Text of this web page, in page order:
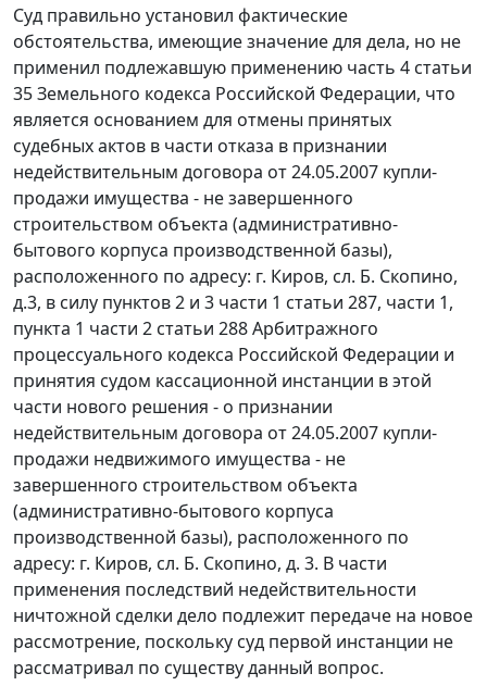
Суд правильно установил фактические
обстоятельства, имеющие значение для дела, но не
применил подлежавшую применению часть 4 статьи
35Земельного кодекса Российской Федерации, что
является основанием для отмены принятых
судебных актов в части отказа в признании
недействительным договора от 24.05.2007 купли-
продажи имущества - не завершенного
строительством объекта (административно-
бытового корпуса производственной базы),
расположенного по адресу: г. Киров, сл. Б. Скопино,
д.3, в силу пунктов 2 и 3 части 1 статьи 287, части 1,
пункта 1 части 2 статьи 288Арбитражного
процессуального кодекса Российской Федерации и
принятия судом кассационной инстанции в этой
части нового решения - о признании
недействительным договора от 24.05.2007 купли-
продажи недвижимого имущества - не
завершенного строительством объекта
(административно-бытового корпуса
производственной базы), расположенного по
адресу: г. Киров, сл. Б. Скопино, д. 3. В части
применения последствий недействительности
ничтожной сделки дело подлежит передаче на новое
рассмотрение, поскольку суд первой инстанции не
рассматривал по существу данный вопрос.